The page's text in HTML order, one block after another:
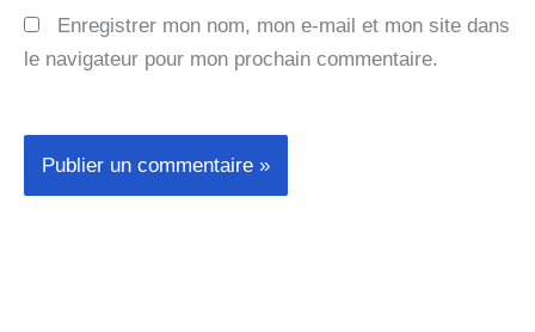
Enregistrer mon nom, mon e-mail et mon site dans
le navigateur pour mon prochain commentaire.